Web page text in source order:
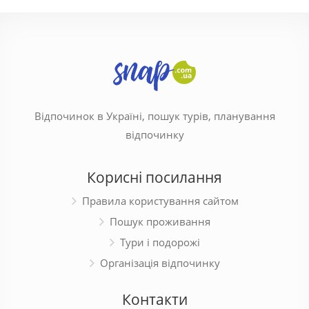
Відпочинок в Україні, пошук турів, планування
відпочинку
Корисні посилання
Правила користування сайтом
Пошук проживання
Тури і подорожі
Організація відпочинку
Контакти